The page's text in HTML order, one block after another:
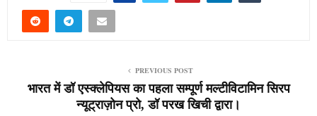
PREVIOUS POST
भारत में डॉ एस्क्लेपियस का पहला सम्पूर्ण मल्टीविटामिन सिरप
न्यूट्राज़ोन प्रो, डॉ परख खिची द्वारा।